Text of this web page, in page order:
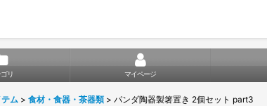
リ マイページ
ム > 食材・食器・茶器類 > パンダ陶器製箸置き 2個セット part3